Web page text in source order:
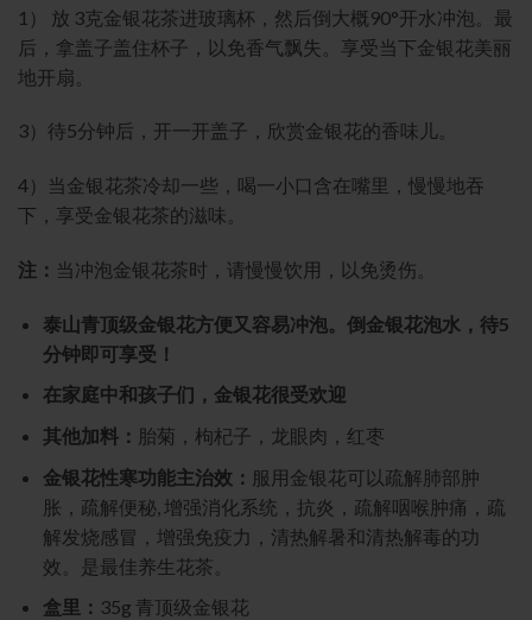
1） 放 3克金银花茶进玻璃杯，然后倒大概90°开水冲泡。最
后，拿盖子盖住杯子，以免香气飘失。享受当下金银花美丽
地开扇。
3）待5分钟后，开一开盖子，欣赏金银花的香味儿。
4）当金银花茶冷却一些，喝一小口含在嘴里，慢慢地吞
下，享受金银花茶的滋味。
注： 当冲泡金银花茶时，请慢慢饮用，以免烫伤。
泰山青顶级金银花方便又容易冲泡。倒金银花泡水，待5
分钟即可享受！
在家庭中和孩子们，金银花很受欢迎
其他加料： 胎菊，枸杞子，龙眼肉，红枣
金银花性寒功能主治效： 服用金银花可以疏解肺部肿
胀，疏解便秘, 增强消化系统，抗炎，疏解咽喉肿痛，疏
解发烧感冒，增强免疫力，清热解暑和清热解毒的功
效。是最佳养生花茶。
盒里： 35g 青顶级金银花